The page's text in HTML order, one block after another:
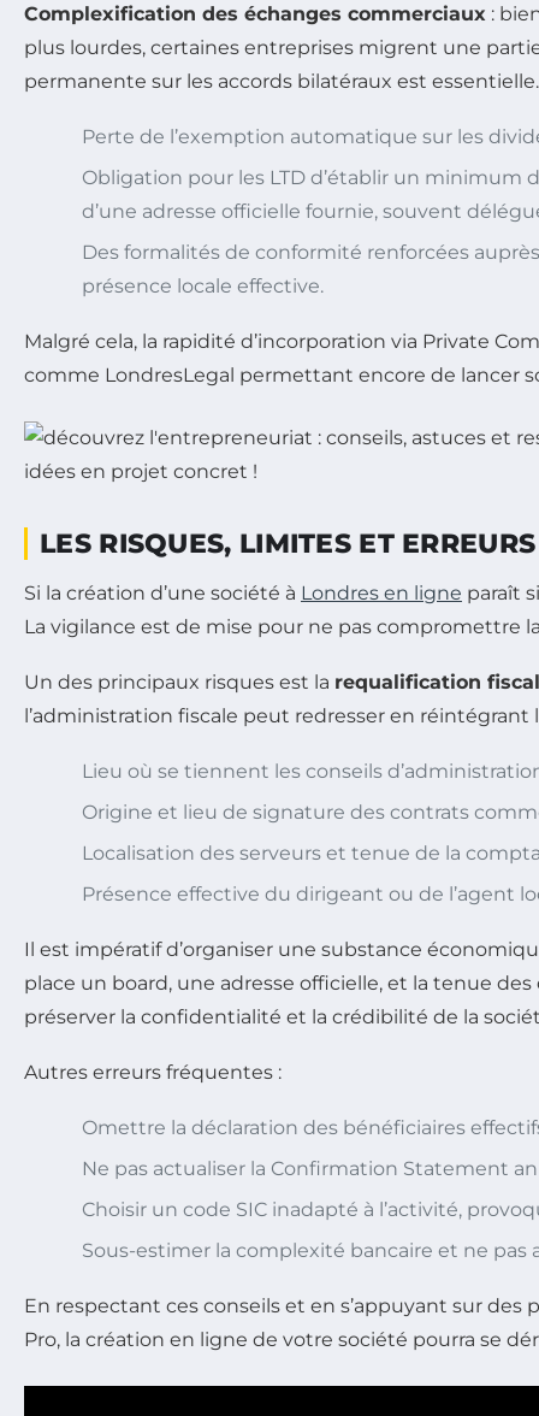
Complexification des échanges commerciaux :
plus lourdes, certaines entreprises migrent une
permanente sur les accords bilatéraux est essentielle.
Perte de l’exemption automatique sur les
Obligation pour les LTD d’établir un minimum
d’une adresse officielle fournie, souvent
Des formalités de conformité renforcées
présence locale effective.
Malgré cela, la rapidité d’incorporation via Private
comme LondresLegal permettant encore de lancer
LES RISQUES, LIMITES ET
Si la création d’une société à Londres en ligne paraît
La vigilance est de mise pour ne pas compromettre
Un des principaux risques est la requalification
l’administration fiscale peut redresser en réintégrant
Lieu où se tiennent les conseils
Origine et lieu de signature des contrats
Localisation des serveurs et tenue de la
Présence effective du dirigeant ou de l’agent
Il est impératif d’organiser une substance
place un board, une adresse officielle, et la tenue
préserver la confidentialité et la crédibilité de la
Autres erreurs fréquentes :
Omettre la déclaration des bénéficiaires
Ne pas actualiser la Confirmation Statement
Choisir un code SIC inadapté à l’activité,
Sous-estimer la complexité bancaire et ne pas
En respectant ces conseils et en s’appuyant sur
Pro, la création en ligne de votre société pourra se